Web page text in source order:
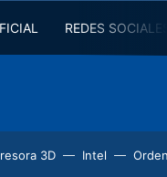
REDES
3D Intel